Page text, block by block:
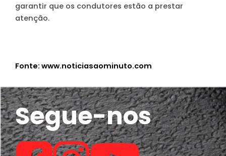
garantir que os condutores estão a prestar
atenção.
Fonte: www.noticiasaominuto.com
Segue-nos